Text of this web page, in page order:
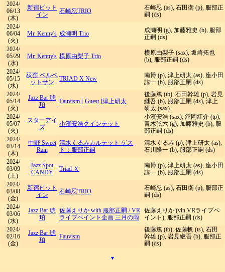
2024/
06/13
(木)
新宿ピット
イン
石崎忍TRIO
石崎忍 (as), 石田衛 (p), 服部正
嗣 (ds)
2024/
06/04
(火)
Mr. Kenny's 成瀬明 Trio
成瀬明 (g), 加藤雅史 (b), 服部
正嗣 (ds)
2024/
05/29
(水)
Mr. Kenny's 横原由梨子 Trio
横原由梨子 (sax), 坂崎拓也
(b), 服部正嗣 (ds)
2024/
05/15
(水)
荻窪 ベルベ
ットサン
TRIAD X New
南博 (p), 津上研太 (as), 座小田
諒一 (b), 服部正嗣 (ds)
2024/
05/14
(火)
Jazz Bar 琥
珀
Fauvism [ Guest ]津上研太
後藤篤 (tb), 石田幹雄 (p), 岩見
継吾 (b), 服部正嗣 (ds), 津上
研太 (sax)
2024/
05/07
(火)
スターアイ
ズ
小濱安浩クインテット
小濱安浩 (sax), 舘岡紅介 (tp),
青木弦六 (g), 加藤雅史 (b), 服
部正嗣 (ds)
2024/
03/14
(木)
中野 Sweet
Rain
清水くるみカルテット ゲス
ト：服部正嗣
清水くるみ (p), 津上研太 (as),
石川隆一 (b), 服部正嗣 (ds)
2024/
03/09
(土)
Jazz Spot
CANDY
Triad Ｘ
南博 (p), 津上研太 (as), 座小田
諒一 (b), 服部正嗣 (ds)
2024/
03/08
(金)
新宿ピット
イン
石崎忍TRIO
石崎忍 (as), 石田衛 (p), 服部正
嗣 (ds)
2024/
03/06
(水)
Jazz Bar 琥
珀
佐藤えりか with 服部正嗣 /VR
ライブペイント企画 三月の雨
佐藤えりか (vln,VRライブペ
イント), 服部正嗣 (ds)
2024/
02/16
(金)
Jazz Bar 琥
珀
Fauvism
後藤篤 (tb), 佐藤帆 (ts), 石田
幹雄 (p), 岩見継吾 (b), 服部正
嗣 (ds)
▾